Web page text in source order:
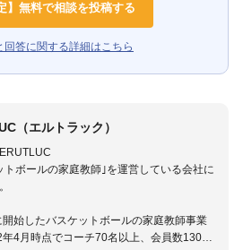
】無料で相談を投稿する
回答に関する詳細はこちら
（エルトラック）
トボールの家庭教師｣を運営している会社に
始したバスケットボールの家庭教師事業
4月時点でコーチ70名以上、会員数1300